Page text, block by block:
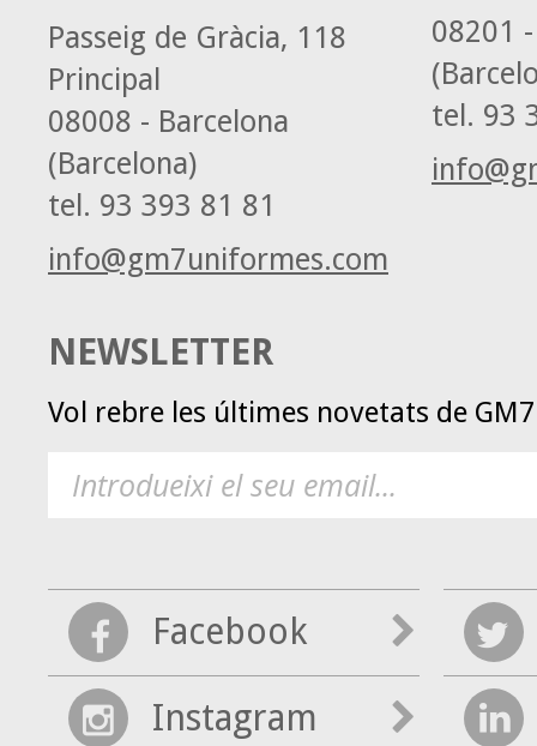
08201
tel. 93
Passeig de Gràcia, 118
Principal
08008 - Barcelona
(Barcelona)
tel. 93 393 81 81
info@gm7uniformes.com
NEWSLETTER
Vol rebre les últimes novetats de
Facebook
Instagram